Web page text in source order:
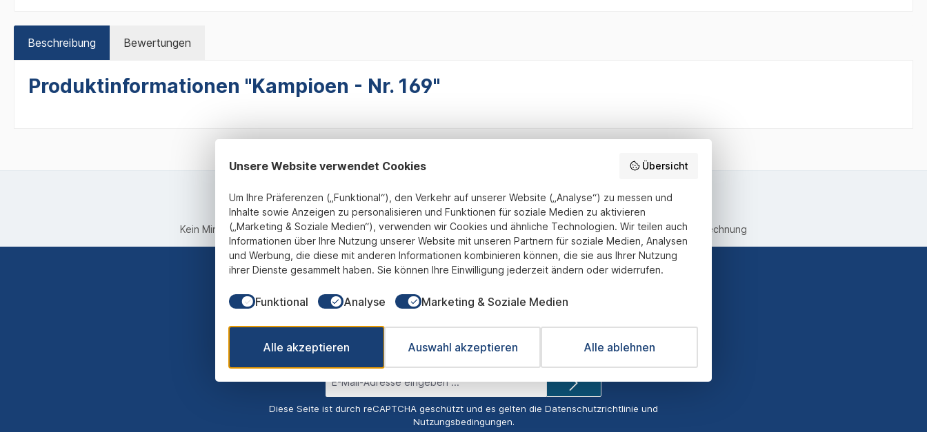
Beschreibung Bewertungen
Produktinformationen "Kampioen - Nr. 169"
Kein Mindestbestellwert Fix und Fertig montiert transparente Preisgestaltung Bequemer Kauf auf Rechnung
werden stets unter den Ersten sein, über neue Produkte und Angebote informiert
werden.
Mail-
Adresse*
Diese Seite ist durch reCAPTCHA geschützt und es gelten die Datenschutzrichtlinie und
Nutzungsbedingungen.
Unsere Website verwendet Cookies Übersicht
Um Ihre Präferenzen („Funktional“), den Verkehr auf unserer Website („Analyse“) zu messen und
Inhalte sowie Anzeigen zu personalisieren und Funktionen für soziale Medien zu aktivieren
(„Marketing & Soziale Medien“), verwenden wir Cookies und ähnliche Technologien. Wir teilen auch
Informationen über Ihre Nutzung unserer Website mit unseren Partnern für soziale Medien, Analysen
und Werbung, die diese mit anderen Informationen kombinieren können, die sie aus Ihrer Nutzung
ihrer Dienste gesammelt haben. Sie können Ihre Einwilligung jederzeit ändern oder widerrufen.
Funktional Analyse Marketing & Soziale Medien
Alle ablehnen
Auswahl akzeptieren
Alle akzeptieren